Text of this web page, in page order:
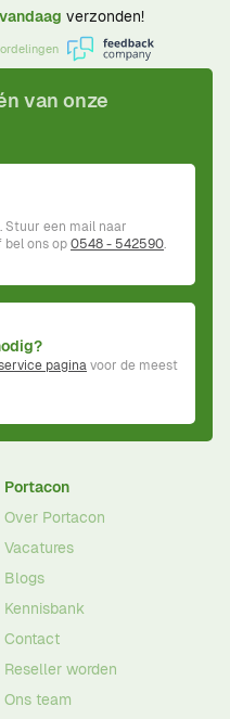
vandaag verzonden!
van onze
Stuur een mail naar
bel ons op0548 - 542590.
paginavoor de meest
Portacon
Over Portacon
Vacatures
Blogs
Kennisbank
Contact
Reseller worden
Ons team